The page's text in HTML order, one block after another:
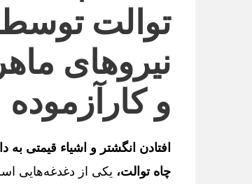
توالت
نیروهای ماهر
و کارآزموده
افتادن انگشتر و اشیاء قیمتی به
چاه توالت، یکی از دغدغه‌هایی